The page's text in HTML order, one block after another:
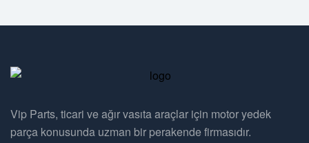
Vip Parts, ticari ve ağır vasıta araçlar için motor yedek
parça konusunda uzman bir perakende firmasıdır.